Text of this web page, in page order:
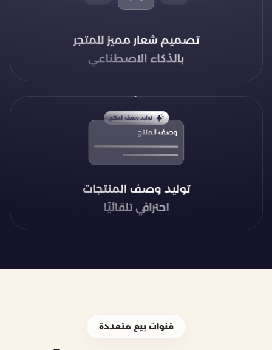
توليد وصف المنتجات
احترافي تلقائيًا
تصميم شعار مميز للمتجر
بالذكاء الاصطناعي
قنوات بيع متعددة